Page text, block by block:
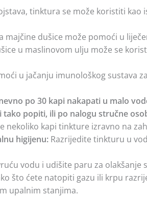
tinktura se može koristiti kao
majčine dušice može pomoći u
u maslinovom ulju može se
u jačanju imunološkog sustava
po 30 kapi nakapati u malo
popiti, ili po nalogu stručne
nekoliko kapi tinkture izravno na
higijenu: Razrijedite tinkturu u
vodu i udišite paru za
što ćete natopiti gazu ili krpu
upalnim stanjima.